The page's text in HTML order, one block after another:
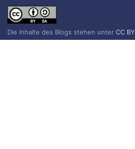
Die Inhalte des Blogs stehen unter CC